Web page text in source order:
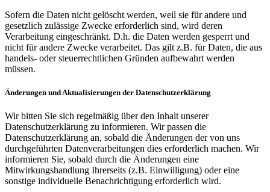
Sofern die Daten nicht gelöscht werden, weil sie für andere und
gesetzlich zulässige Zwecke erforderlich sind, wird deren
Verarbeitung eingeschränkt. D.h. die Daten werden gesperrt und
nicht für andere Zwecke verarbeitet. Das gilt z.B. für Daten, die aus
handels- oder steuerrechtlichen Gründen aufbewahrt werden
müssen.
Änderungen und Aktualisierungen der Datenschutzerklärung
Wir bitten Sie sich regelmäßig über den Inhalt unserer
Datenschutzerklärung zu informieren. Wir passen die
Datenschutzerklärung an, sobald die Änderungen der von uns
durchgeführten Datenverarbeitungen dies erforderlich machen. Wir
informieren Sie, sobald durch die Änderungen eine
Mitwirkungshandlung Ihrerseits (z.B. Einwilligung) oder eine
sonstige individuelle Benachrichtigung erforderlich wird.